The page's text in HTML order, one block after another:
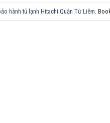
hành tủ lạnh Hitachi Quận Từ Liêm .